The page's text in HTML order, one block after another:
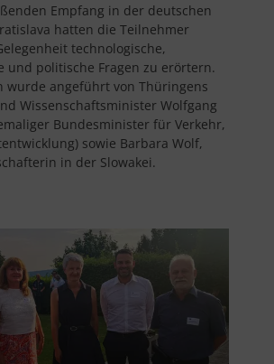
Empfang in der deutschen
hatten die Teilnehmer
technologische,
und politische Fragen zu erörtern.
wurde angeführt von Thüringens
Wissenschaftsminister Wolfgang
Bundesminister für Verkehr,
sowie Barbara Wolf,
in der Slowakei.